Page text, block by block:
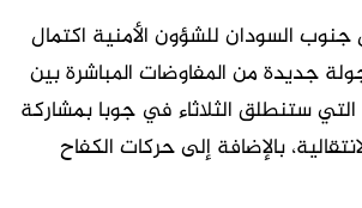
السودان للشؤون الأمنية اكتمال
جديدة من المفاوضات المباشرة بين
التي ستنطلق الثلاثاء في جوبا بمشاركة
بالإضافة إلى حركات الكفاح